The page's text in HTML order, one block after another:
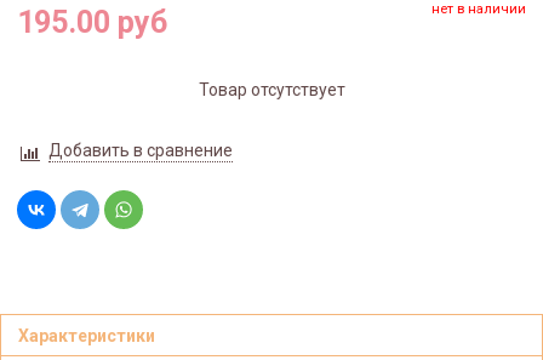
195.00 руб нет в наличии
Товар отсутствует
Добавить в сравнение
Характеристики